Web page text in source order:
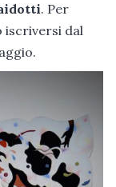
. Per
iscriversi dal